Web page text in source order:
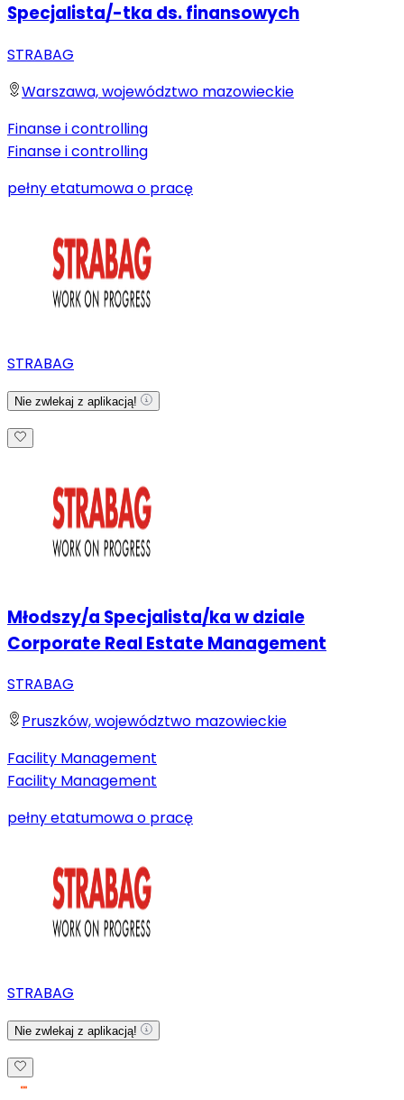
Specjalista/-tka ds. finansowych
STRABAG
Warszawa, województwo mazowieckie
Finanse i controlling
Finanse i controlling
pełny etatumowa o pracę
STRABAG
Nie zwlekaj z aplikacją!
Młodszy/a Specjalista/ka w dziale
Corporate Real Estate Management
STRABAG
Pruszków, województwo mazowieckie
Facility Management
Facility Management
pełny etatumowa o pracę
STRABAG
Nie zwlekaj z aplikacją!